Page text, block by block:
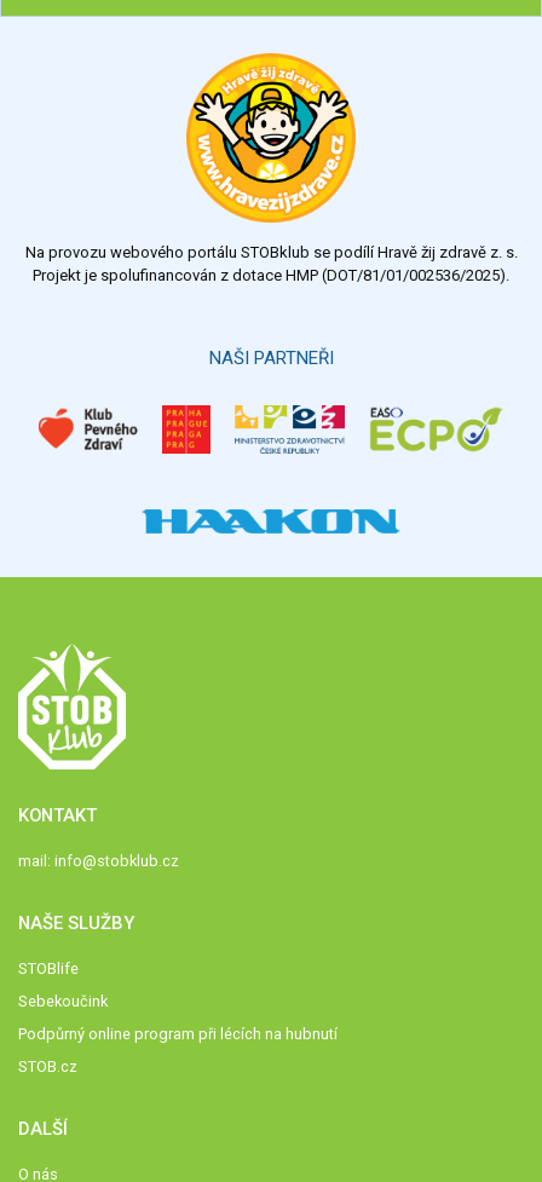
Chcete poradit s hubnutím? Najděte si odborníka STOBu ve
Výsledky Všechny ankety
Na provozu webového portálu STOBklub se podílí Hravě žij zdravě z. s.
Projekt je spolufinancován z dotace HMP (DOT/81/01/002536/2025).
NAŠI PARTNEŘI
KONTAKT
mail: info@stobklub.cz
NAŠE SLUŽBY
STOBlife
Sebekoučink
Podpůrný online program při lécích na hubnutí
STOB.cz
DALŠÍ
O nás